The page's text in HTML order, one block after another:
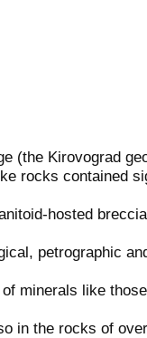
(the Kirovograd
rocks contained
hosted
petrographic
minerals like
in the rocks of